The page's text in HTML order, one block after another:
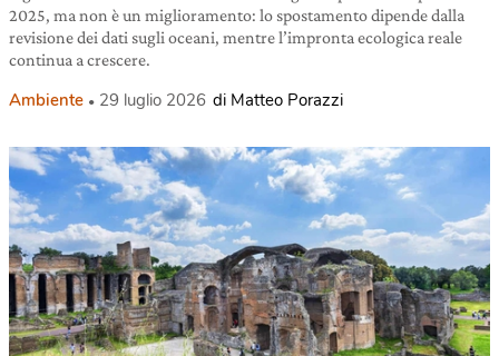
2025, ma non è un miglioramento: lo spostamento dipende dalla
revisione dei dati sugli oceani, mentre l’impronta ecologica reale
continua a crescere.
Ambiente 29 luglio 2026 di Matteo Porazzi